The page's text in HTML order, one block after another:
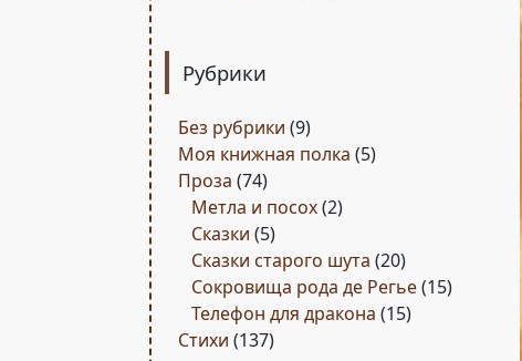
Рубрики
Без рубрики (9)
Моя книжная полка (5)
Проза (74)
Метла и посох(2)
Сказки (5)
Сказки старого шута (20)
Сокровища рода де Регье(15)
Телефон для дракона (15)
Стихи (137)